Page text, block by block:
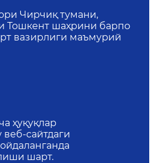
Чирчиқ тумани,
Тошкент шаҳрини барпо
вазирлиги маъмурий
ҳуқуқлар
сайтдаги
шарт.